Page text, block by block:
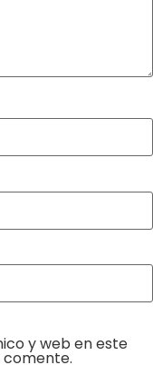
y web en este
comente.